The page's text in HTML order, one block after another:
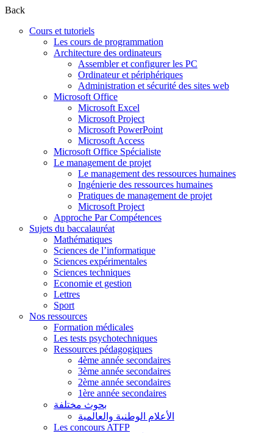
Back
Cours et tutoriels
Les cours de programmation
Architecture des ordinateurs
Assembler et configurer les PC
Ordinateur et périphériques
Administration et sécurité des sites web
Microsoft Office
Microsoft Excel
Microsoft Project
Microsoft PowerPoint
Microsoft Access
Microsoft Office Spécialiste
Le management de projet
Le management des ressources humaines
Ingénierie des ressources humaines
Pratiques de management de projet
Microsoft Project
Approche Par Compétences
Sujets du baccalauréat
Mathématiques
Sciences de l’informatique
Sciences expérimentales
Sciences techniques
Economie et gestion
Lettres
Sport
Nos ressources
Formation médicales
Les tests psychotechniques
Ressources pédagogiques
4ème année secondaires
3ème année secondaires
2ème année secondaires
1ère année secondaires
بحوث مختلفة
الأعلام الوطنية والعالمية
Les concours ATFP